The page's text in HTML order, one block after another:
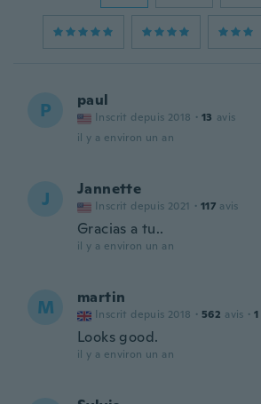
P paul
Inscrit depuis 2018 · 13 avis
il y a environ un an
J Jannette
Inscrit depuis 2021 · 117 avis
Gracias a tu..
il y a environ un an
M martin
Inscrit depuis 2018 · 562 avis · 1
Looks good.
il y a environ un an